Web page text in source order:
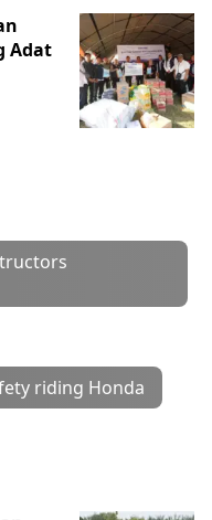
Adat
riding Honda